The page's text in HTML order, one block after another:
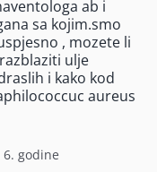
ab i
sa kojim.smo
, mozete li
ulje
i kako kod
aureus
godine